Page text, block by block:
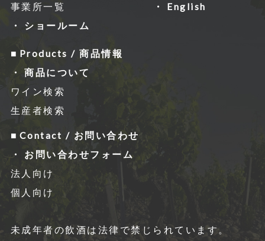
未成年者の飲酒は法律で禁じられています。
事業所一覧
ショールーム
Products / 商品情報
商品について
ワイン検索
生産者検索
English
Contact / お問い合わせ
お問い合わせフォーム
法人向け
個人向け